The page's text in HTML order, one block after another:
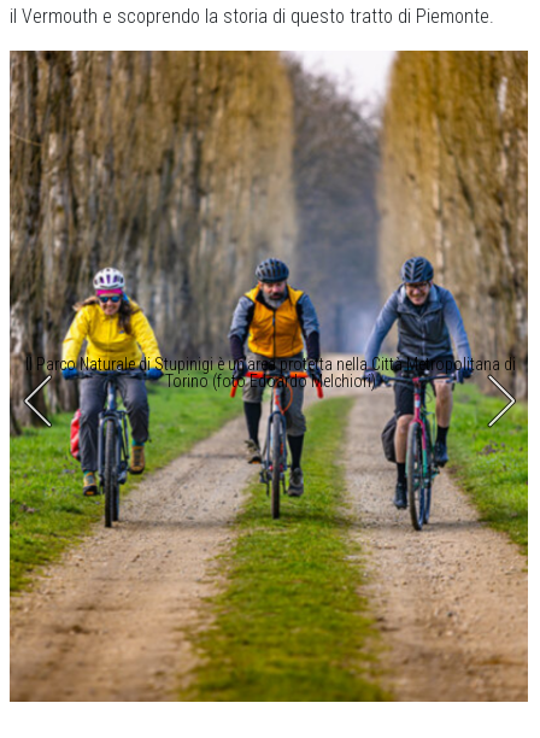
il Vermouth e scoprendo la storia di questo tratto di Piemonte.
Il Parco Naturale di Stupinigi è un’area protetta nella Città Metropolitana di
Torino (foto Edoardo Melchiori)